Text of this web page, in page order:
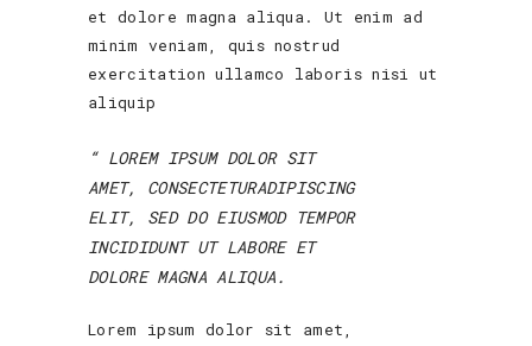
et dolore magna aliqua. Ut enim ad
minim veniam, quis nostrud
exercitation ullamco laboris nisi ut
aliquip
LOREM IPSUM DOLOR SIT
AMET, CONSECTETURADIPISCING
ELIT, SED DO EIUSMOD TEMPOR
INCIDIDUNT UT LABORE ET
DOLORE MAGNA ALIQUA.
Lorem ipsum dolor sit amet,